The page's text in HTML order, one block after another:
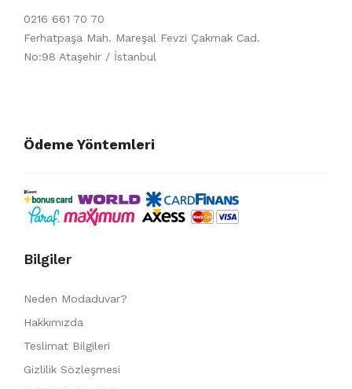
0216 661 70 70
Ferhatpaşa Mah. Mareşal Fevzi Çakmak Cad.
No:98 Ataşehir / İstanbul
Ödeme Yöntemleri
Bilgiler
Neden Modaduvar?
Hakkımızda
Teslimat Bilgileri
Gizlilik Sözleşmesi